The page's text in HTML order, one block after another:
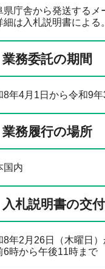
県庁舎から発送するメ
は入札説明書による。
業務委託の期間
8年4月1日から令和9年
業務履行の場所
国内
入札説明書の交
8年2月26日（木曜日
6時から午後11時まで